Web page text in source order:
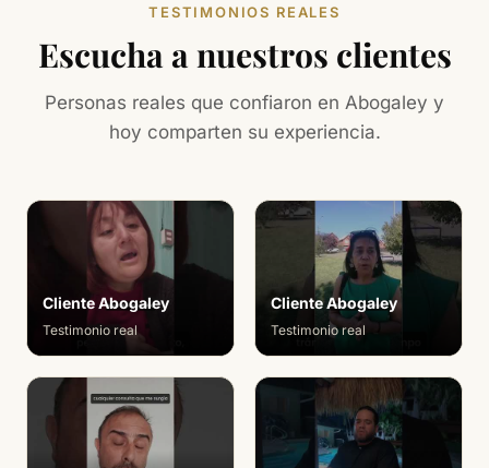
TESTIMONIOS REALES
Escucha a nuestros clientes
Personas reales que confiaron en Abogaley y
hoy comparten su experiencia.
Cliente Abogaley
Testimonio real
Cliente Abogaley
Testimonio real